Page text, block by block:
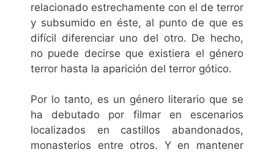
relacionado estrechamente con el de terror
y subsumido en éste, al punto de que es
difícil diferenciar uno del otro. De hecho,
no puede decirse que existiera el género
terror hasta la aparición del terror gótico.
Por lo tanto, es un género literario que se
ha debutado por filmar en escenarios
localizados en castillos abandonados,
monasterios entre otros. Y en mantener